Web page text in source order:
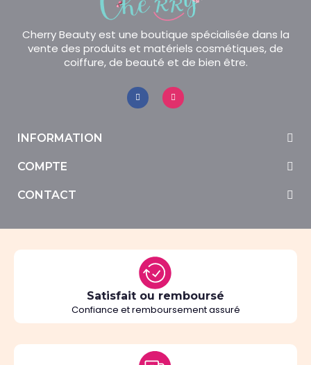
Cherry Beauty est une boutique spécialisée dans la
vente des produits et matériels cosmétiques, de
coiffure, de beauté et de bien être.
INFORMATION
COMPTE
CONTACT
Satisfait ou remboursé
Confiance et remboursement assuré